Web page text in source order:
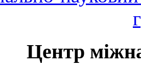
Центр